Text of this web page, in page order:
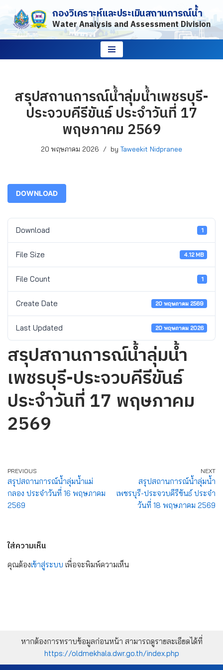
Skip
to
กองวิเคราะห์และประเมินสถานการณ์น้ำ
Water Analysis and Assessment Division
สรุปสถานการณ์น้ำลุ่มน้ำเพชรบุรี-
ประจวบคีรีขันธ์ ประจำวันที่ 17
พฤษภาคม 2569
20 พฤษภาคม 2026 by Taweekit Nidpranee
DOWNLOAD
Download 1
File Size 4.12 MB
File Count 1
Create Date 20 พฤษภาคม 2569
Last Updated 20 พฤษภาคม 2026
สรุปสถานการณ์น้ำลุ่มน้ำ
เพชรบุรี-ประจวบคีรีขันธ์
ประจำวันที่ 17 พฤษภาคม
2569
PREVIOUS
สรุปสถานการณ์น้ำลุ่มน้ำแม่
กลอง ประจำวันที่ 16 พฤษภาคม
2569
NEXT
สรุปสถานการณ์น้ำลุ่มน้ำ
เพชรบุรี-ประจวบคีรีขันธ์ ประจำ
วันที่ 18 พฤษภาคม 2569
ใส่ความเห็น
คุณต้องเข้าสู่ระบบ เพื่อจะพิมพ์ความเห็น
หากต้องการทราบข้อมูลก่อนหน้า สามารถดูรายละเอียดได้ที่
https://oldmekhala.dwr.go.th/index.php